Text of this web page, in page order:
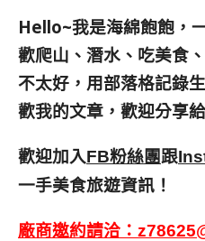
Hello~我是海綿飽飽，
歡爬山、潛水、吃美食
不太好，用部落格記錄
歡我的文章，歡迎分享
歡迎加入FB粉絲團跟
一手美食旅遊資訊！
廠商邀約請洽：